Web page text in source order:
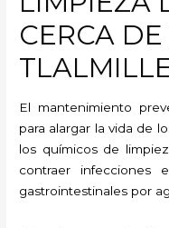
CERCA
El mantenimiento
para alargar la vida de
los químicos de
contraer infecciones
gastrointestinales por